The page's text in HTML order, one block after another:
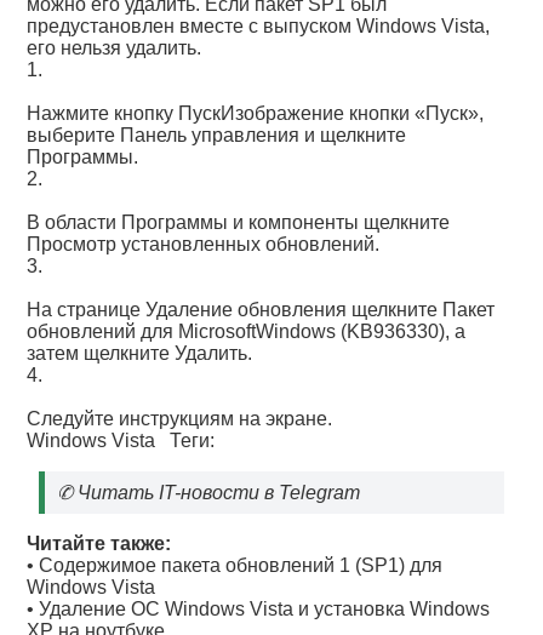
можно его удалить. Если пакет SP1 был
предустановлен вместе с выпуском Windows Vista,
его нельзя удалить.
1.
Нажмите кнопку ПускИзображение кнопки «Пуск»,
выберите Панель управления и щелкните
Программы.
2.
В области Программы и компоненты щелкните
Просмотр установленных обновлений.
3.
На странице Удаление обновления щелкните Пакет
обновлений для MicrosoftWindows (KB936330), а
затем щелкните Удалить.
4.
Следуйте инструкциям на экране.
Windows Vista Теги:
✆Читать IT-новости в Telegram
Читайте также:
•Содержимое пакета обновлений 1 (SP1) для
Windows Vista
•Удаление OC Windows Vista и установка Windows
XP на ноутбуке